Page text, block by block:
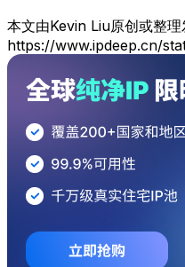
本文由Kevin Liu原创或整
https://www.ipdeep.cn/